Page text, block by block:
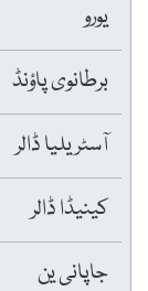
یورو
برطانوی پاؤنڈ
آسٹریلیا ڈالر
کینیڈا ڈالر
جاپانی ین